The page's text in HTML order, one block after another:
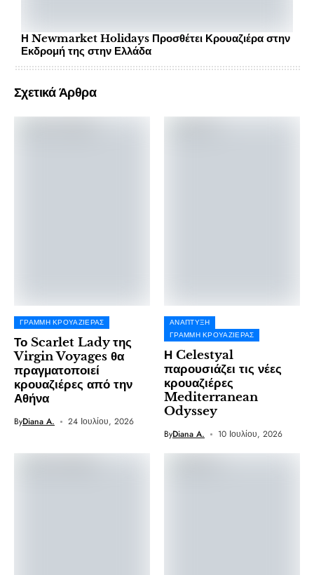
Η Newmarket Holidays Προσθέτει Κρουαζιέρα στην
Εκδρομή της στην Ελλάδα
Σχετικά Άρθρα
ΓΡΑΜΜΉ ΚΡΟΥΑΖΙΈΡΑΣ
Το Scarlet Lady της
Virgin Voyages θα
πραγματοποιεί
κρουαζιέρες από την
Αθήνα
ByDiana A. 24 Ιουλίου, 2026
ΑΝΆΠΤΥΞΗ
ΓΡΑΜΜΉ ΚΡΟΥΑΖΙΈΡΑΣ
Η Celestyal
παρουσιάζει τις νέες
κρουαζιέρες
Mediterranean
Odyssey
ByDiana A. 10 Ιουλίου, 2026